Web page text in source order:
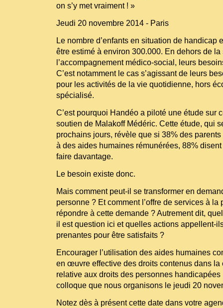
on s’y met vraiment ! »
Jeudi 20 novembre 2014 - Paris
Le nombre d’enfants en situation de handicap
être estimé à environ 300.000. En dehors de
l’accompagnement médico-social, leurs
C’est notamment le cas s’agissant de leurs
pour les activités de la vie quotidienne, hors
spécialisé.
C’est pourquoi Handéo a piloté une étude sur
soutien de Malakoff Médéric. Cette étude, qui
prochains jours, révèle que si 38% des
à des aides humaines rémunérées, 88%
faire davantage.
Le besoin existe donc.
Mais comment peut-il se transformer en
personne ? Et comment l’offre de services à la
répondre à cette demande ? Autrement dit,
il est question ici et quelles actions appellent-
prenantes pour être satisfaits ?
Encourager l’utilisation des aides humaines
en œuvre effective des droits contenus dans la
relative aux droits des personnes handicapées
colloque que nous organisons le jeudi 20
Notez dès à présent cette date dans votre